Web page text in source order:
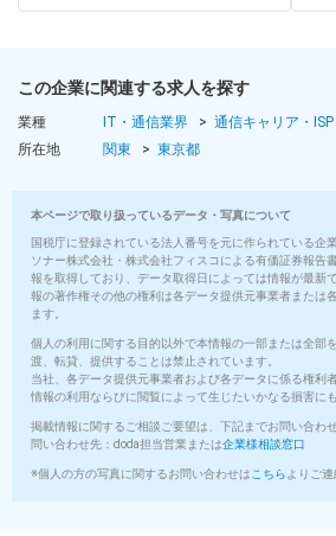
この企業に関連する求人を探す
業種 IT・通信業界
通信キャリア・
所在地
関東 東京都
本ページで取り扱っているデータ・写真について
国税庁に登録されている法人番号を元に作られている企
ソナー株式会社・株式会社フィスコによる有価証券報告
報を取得しており、データ取得日によっては情報が最新
報の著作権その他の権利は各データ提供元事業者または
ます。
個人の利用に関する目的以外で本情報の一部または全部
渡、転貸、提供することは禁止されています。
当社、各データ提供元事業者および各データに係る権利
情報の利用ならびに閲覧によって生じたいかなる損害に
掲載情報に関するご相談ご要望は、下記までお問い合わせ
問い合わせ先：doda担当営業または企業様相談窓口
※個人の方の写真に関するお問い合わせは こちら よりご連